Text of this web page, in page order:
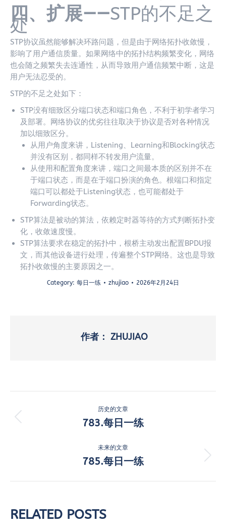
四、扩展——STP的不足之
处
STP协议虽然能够解决环路问题，但是由于网络拓扑收敛慢，
影响了用户通信质量。如果网络中的拓扑结构频繁变化，网络
也会随之频繁失去连通性，从而导致用户通信频繁中断，这是
用户无法忍受的。
STP的不足之处如下：
STP没有细致区分端口状态和端口角色，不利于初学者学习
及部署。网络协议的优劣往往取决于协议是否对各种情况
加以细致区分。
从用户角度来讲，Listening、Learning和Blocking状态
并没有区别，都同样不转发用户流量。
从使用和配置角度来讲，端口之间最本质的区别并不在
于端口状态，而是在于端口扮演的角色。根端口和指定
端口可以都处于Listening状态，也可能都处于
Forwarding状态。
STP算法是被动的算法，依赖定时器等待的方式判断拓扑变
化，收敛速度慢。
STP算法要求在稳定的拓扑中，根桥主动发出配置BPDU报
文，而其他设备进行处理，传遍整个STP网络。这也是导致
拓扑收敛慢的主要原因之一。
Category: 每日一练 zhujiao 2026年2月24日
作者： ZHUJIAO
章
历史的文章
历
的
文
章：
783.每日一练
未来的文章
未
的
785.每日一练
RELATED POSTS